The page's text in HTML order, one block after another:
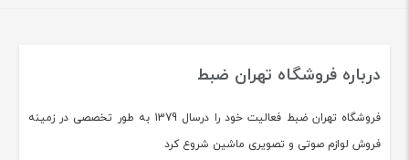
درباره فروشگاه تهران ضبط
فروشگاه تهران ضبط فعالیت خود را درسال 1379 به طور تخصصی در زمینه
فروش لوازم صوتی و تصویری ماشین شروع کرد